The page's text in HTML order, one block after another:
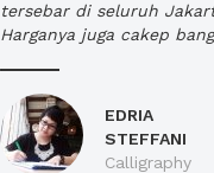
tersebar di seluruh
Harganya juga cakep
EDRIA
STEFFANI
Calligraphy